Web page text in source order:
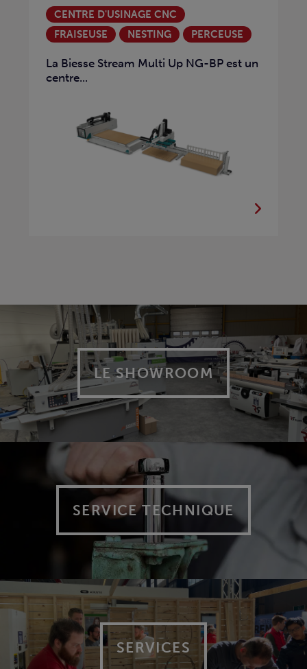
CENTRE D'USINAGE CNC
FRAISEUSE
NESTING PERCEUSE
La Biesse Stream Multi Up NG-BP est un
centre...
LE SHOWROOM
SERVICE TECHNIQUE
SERVICES